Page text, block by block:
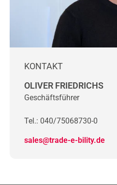
KONTAKT
OLIVER FRIEDRICHS
Geschäftsführer
Tel.: 040/75068730-0
sales@trade-e-bility.de